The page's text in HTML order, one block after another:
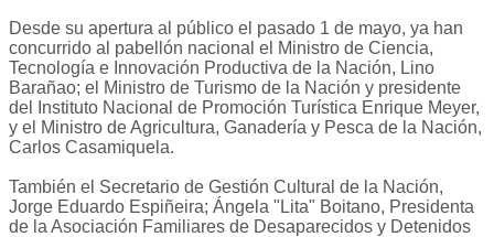
Desde su apertura al público el pasado 1 de mayo, ya han
concurrido al pabellón nacional el Ministro de Ciencia,
Tecnología e Innovación Productiva de la Nación, Lino
Barañao; el Ministro de Turismo de la Nación y presidente
del Instituto Nacional de Promoción Turística Enrique Meyer,
y el Ministro de Agricultura, Ganadería y Pesca de la Nación,
Carlos Casamiquela.
También el Secretario de Gestión Cultural de la Nación,
Jorge Eduardo Espiñeira; Ángela "Lita" Boitano, Presidenta
de la Asociación Familiares de Desaparecidos y Detenidos